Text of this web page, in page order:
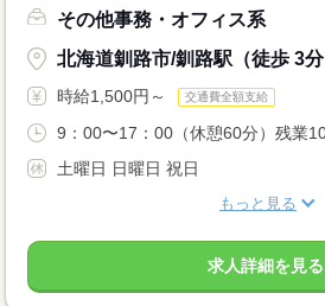
その他事務・オフィス系
北海道釧路市/釧路駅（徒歩 3分
時給1,500円～ 交通費全額支給
9：00〜17：00（休憩60分）残業
土曜日 日曜日 祝日
もっと見る
求人詳細を見る